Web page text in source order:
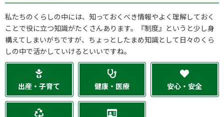
私たちのくらしの中には、知っておくべき情報やよく理解しておく
ことで役に立つ知識がたくさんあります。『制度』というと少し身
構えてしまいがちですが、ちょっとしたまめ知識として日々のくら
しの中で活かしていけるといいですね。
出産・子育て 健康・医療 安心・安全